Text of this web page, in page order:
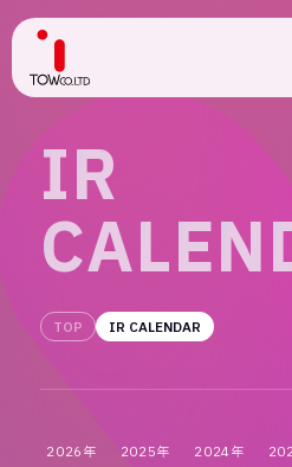
IR
CALEN
TOP IR CALENDAR
2026年 2025年 2024年